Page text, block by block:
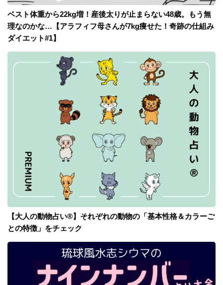
ベスト体重から22kg増！産後太りが止まらない48歳。もう無
理なのかな…【アラフィフ母さんが7kg痩せた！奇跡の仕組み
ダイエット#1】
【大人の動物占い®】それぞれの動物の「基本性格＆カラーご
との特徴」をチェック